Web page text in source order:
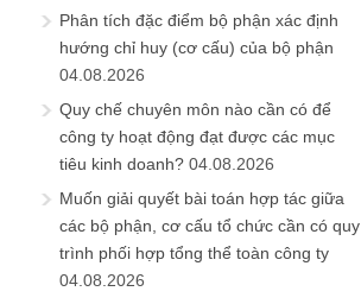
Phân tích đặc điểm bộ phận xác định
hướng chỉ huy (cơ cấu) của bộ phận
04.08.2026
Quy chế chuyên môn nào cần có để
công ty hoạt động đạt được các mục
tiêu kinh doanh? 04.08.2026
Muốn giải quyết bài toán hợp tác giữa
các bộ phận, cơ cấu tổ chức cần có quy
trình phối hợp tổng thể toàn công ty
04.08.2026